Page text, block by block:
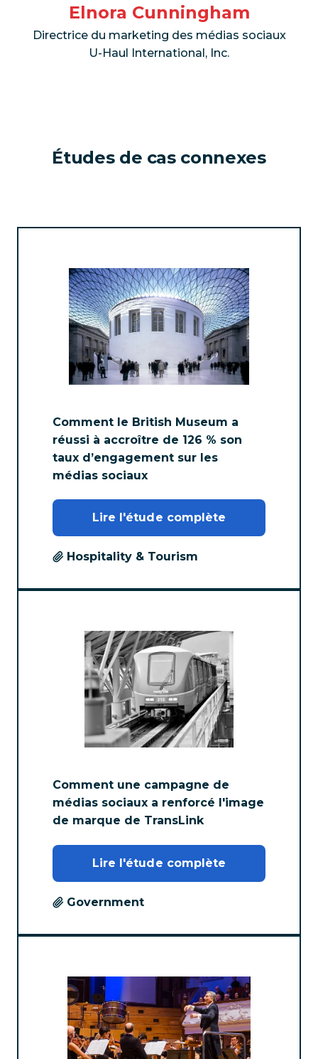
Elnora Cunningham
Directrice du marketing des médias sociaux
U-Haul International, Inc.
Études de cas connexes
Comment le British Museum a
réussi à accroître de 126 % son
taux d’engagement sur les
médias sociaux
Lire l'étude complète
Hospitality & Tourism
Comment une campagne de
médias sociaux a renforcé l'image
de marque de TransLink
Lire l'étude complète
Government